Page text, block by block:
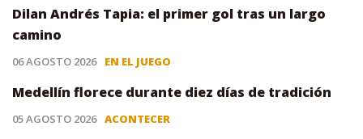
Dilan Andrés Tapia: el primer gol tras un largo
camino
06 AGOSTO 2026 EN EL JUEGO
Medellín florece durante diez días de tradición
05 AGOSTO 2026 ACONTECER